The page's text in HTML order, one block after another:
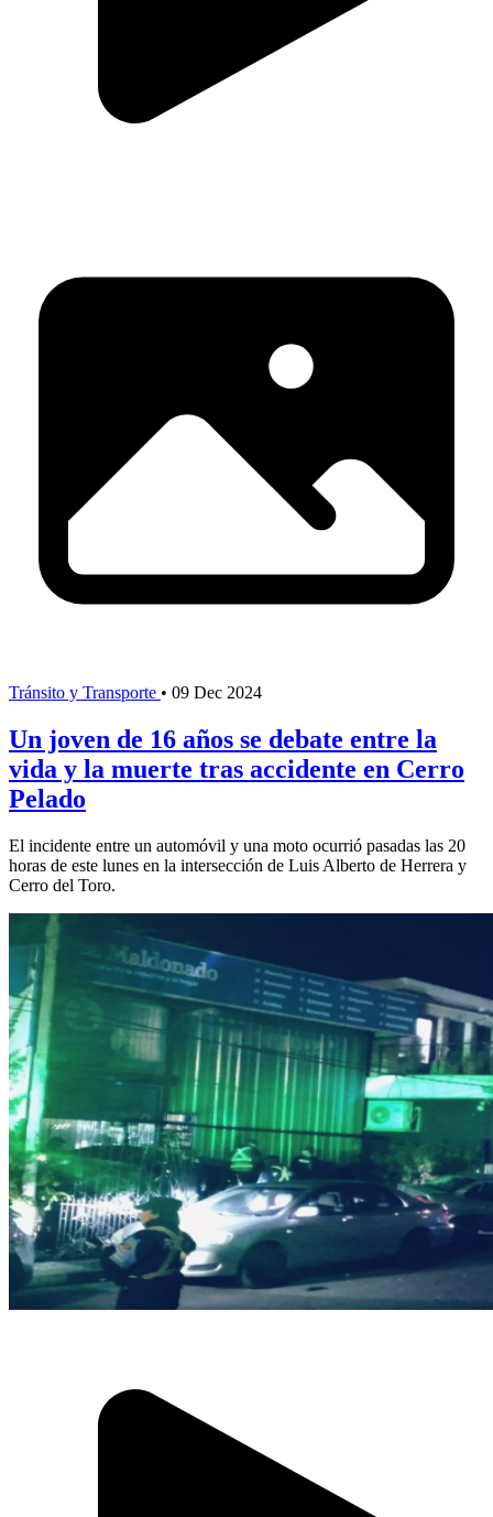
Tránsito y Transporte • 09 Dec 2024
Un joven de 16 años se debate entre la
vida y la muerte tras accidente en Cerro
Pelado
El incidente entre un automóvil y una moto ocurrió pasadas las 20
horas de este lunes en la intersección de Luis Alberto de Herrera y
Cerro del Toro.